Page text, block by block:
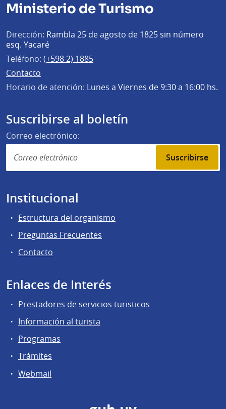
Ministerio de Turismo
Dirección: Rambla 25 de agosto de 1825 sin número
esq. Yacaré
Teléfono: (+598 2) 1885
Contacto
Horario de atención: Lunes a Viernes de 9:30 a 16:00 hs.
Suscribirse al boletín
Correo electrónico:
Suscribirse
Institucional
Estructura del organismo
Preguntas Frecuentes
Contacto
Enlaces de Interés
Prestadores de servicios turisticos
Información al turista
Programas
Trámites
Webmail